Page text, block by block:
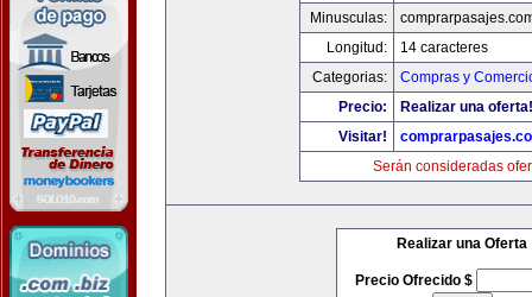
Minusculas:
Longitud:
14 caracteres
Categorias:
Compras y
Precio:
Realizar una oferta!
Visitar!
Serán consideradas
Realizar una Oferta
Precio Ofrecido $